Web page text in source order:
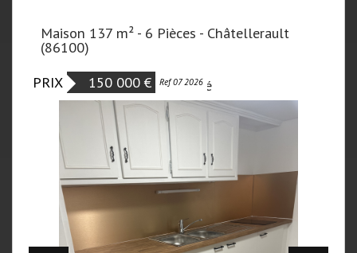
Maison 137 m² - 6 Pièces - Châtellerault
(86100)
PRIX
150 000 € Ref 07 2026
Nouveauté